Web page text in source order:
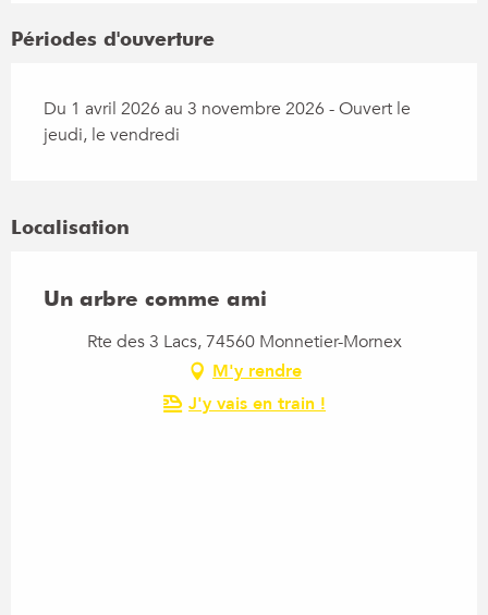
Périodes d'ouverture
Du 1 avril 2026 au 3 novembre 2026 - Ouvert le
jeudi, le vendredi
Localisation
Un arbre comme ami
Rte des 3 Lacs, 74560 Monnetier-Mornex
M'y rendre
J'y vais en train !